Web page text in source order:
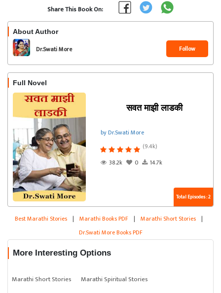
Share This Book On:
About Author
Dr.Swati More Follow
Full Novel
सवत माझी लाडकी
by Dr.Swati More
(9.4k)
38.2k
0 14.7k
Total Episodes : 2
Best Marathi Stories | Marathi Books PDF | Marathi Short Stories |
Dr.Swati More Books PDF
More Interesting Options
Marathi Short Stories
Marathi Spiritual Stories